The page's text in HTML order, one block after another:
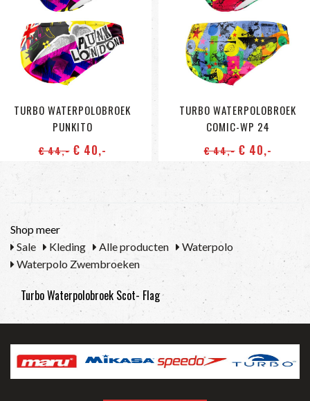
TURBO WATERPOLOBROEK
PUNKITO
€ 44,-€ 40,-
TURBO WATERPOLOBROEK
COMIC-WP 24
€ 44,-€ 40,-
Shop meer
Sale
Kleding Alle producten
Waterpolo
Waterpolo Zwembroeken
Turbo Waterpolobroek Scot- Flag